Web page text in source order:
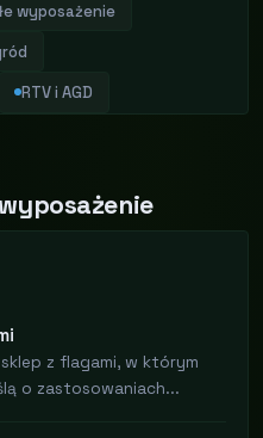
wyposażenie
RTV i AGD
sklep z flagami, w którym
o zastosowaniach...